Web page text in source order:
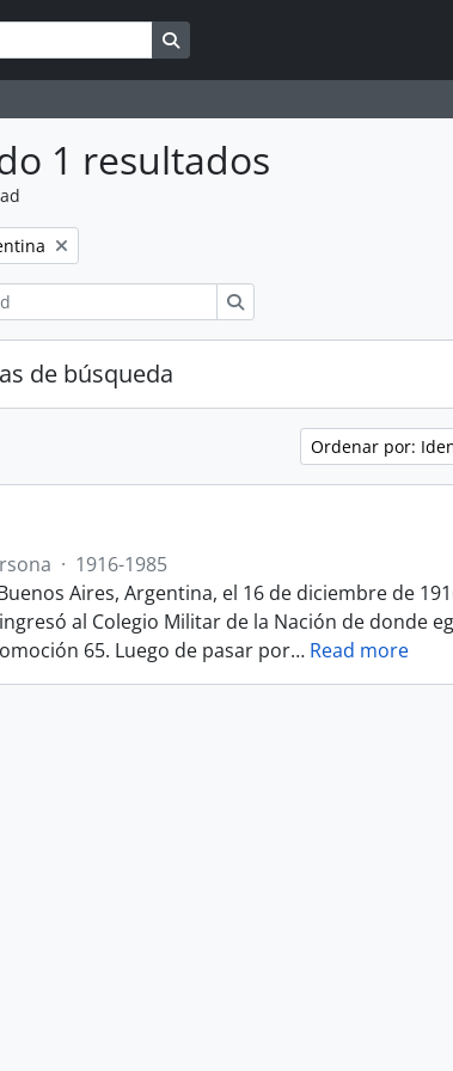
1 resultados
de búsqueda
Ordenar por:
· 1916-1985
Aires, Argentina, el 16 de diciembre de
al Colegio Militar de la Nación de donde
65. Luego de pasar por… Read more